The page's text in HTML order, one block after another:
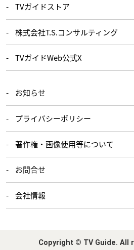
TVガイドストア
株式会社T.S.コンサルティング
TVガイドWeb公式X
お知らせ
プライバシーポリシー
著作権・画像使用等について
お問合せ
会社情報
Copyright © TV Guide. All